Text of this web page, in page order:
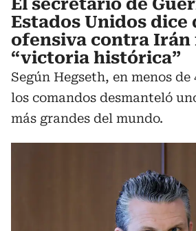
El secretario de
Estados Unidos dice
ofensiva contra Irán
“victoria histórica”
Según Hegseth, en menos de
los comandos desmanteló
más grandes del mundo.